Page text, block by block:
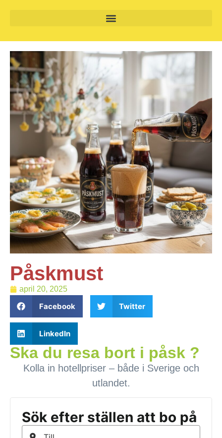
Påskmust
april 20, 2025
Facebook Twitter
LinkedIn
Ska du resa bort i påsk ?
Kolla in hotellpriser – både i Sverige och
utlandet.